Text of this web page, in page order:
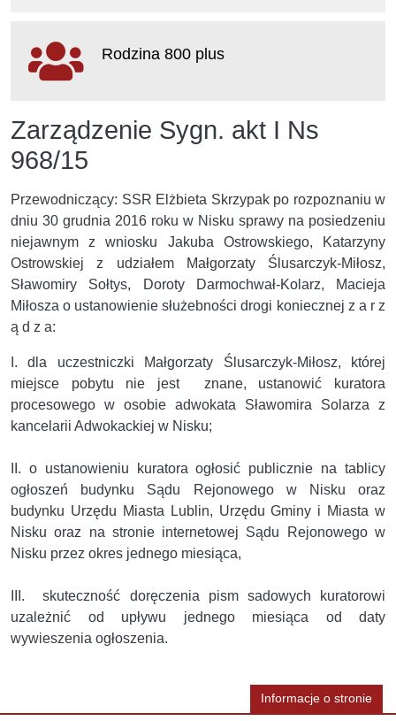
Zarządzenie Sygn. akt I Ns
968/15
Przewodniczący: SSR Elżbieta Skrzypak po rozpoznaniu w
dniu 30 grudnia 2016 roku w Nisku sprawy na posiedzeniu
niejawnym z wniosku Jakuba Ostrowskiego, Katarzyny
Ostrowskiej z udziałem Małgorzaty Ślusarczyk-Miłosz,
Sławomiry Sołtys, Doroty Darmochwał-Kolarz, Macieja
Miłosza o ustanowienie służebności drogi koniecznej z a r z
ą d z a:
I. dla uczestniczki Małgorzaty Ślusarczyk-Miłosz, której
miejsce pobytu nie jest znane, ustanowić kuratora
procesowego w osobie adwokata Sławomira Solarza z
kancelarii Adwokackiej w Nisku;
II. o ustanowieniu kuratora ogłosić publicznie na tablicy
ogłoszeń budynku Sądu Rejonowego w Nisku oraz
budynku Urzędu Miasta Lublin, Urzędu Gminy i Miasta w
Nisku oraz na stronie internetowej Sądu Rejonowego w
Nisku przez okres jednego miesiąca,
III. skuteczność doręczenia pism sadowych kuratorowi
uzależnić od upływu jednego miesiąca od daty
wywieszenia ogłoszenia.
nowym
Rodzina 800 plus
się
w
nowym
Informacje o stronie